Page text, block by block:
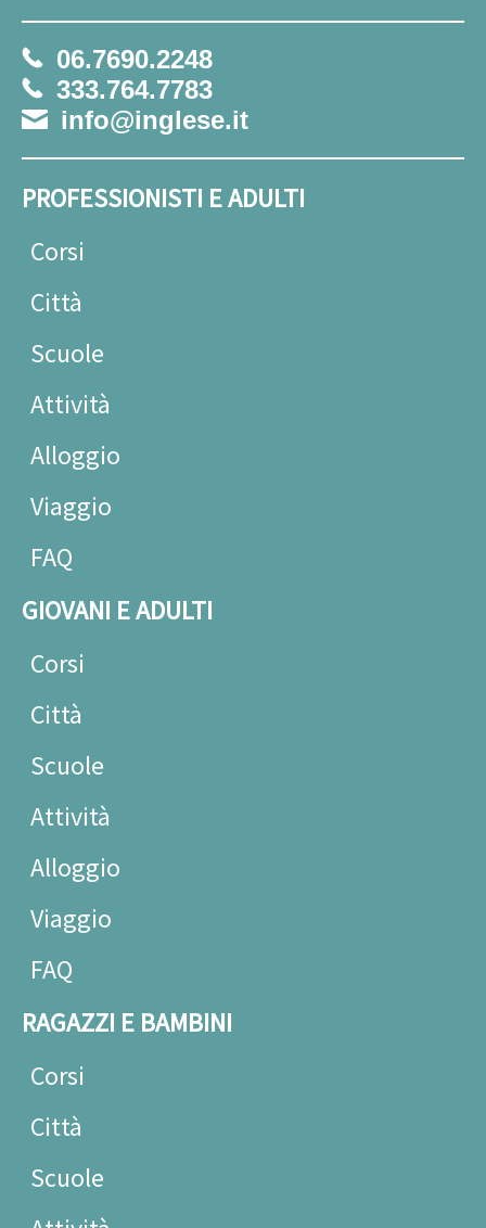
06.7690.2248
333.764.7783
info@inglese.it
PROFESSIONISTI E ADULTI
Corsi
Città
Scuole
Attività
Alloggio
Viaggio
FAQ
GIOVANI E ADULTI
Corsi
Città
Scuole
Attività
Alloggio
Viaggio
FAQ
RAGAZZI E BAMBINI
Corsi
Città
Scuole